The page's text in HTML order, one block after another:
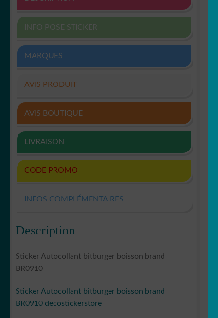
INFO POSE STICKER
MARQUES
AVIS PRODUIT
AVIS BOUTIQUE
LIVRAISON
CODE PROMO
INFOS COMPLÉMENTAIRES
Description
Sticker Autocollant bitburger boisson brand
BR0910
Sticker Autocollant bitburger boisson brand
BR0910 decostickerstore